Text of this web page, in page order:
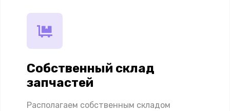
Собственный склад
запчастей
Располагаем собственным складом